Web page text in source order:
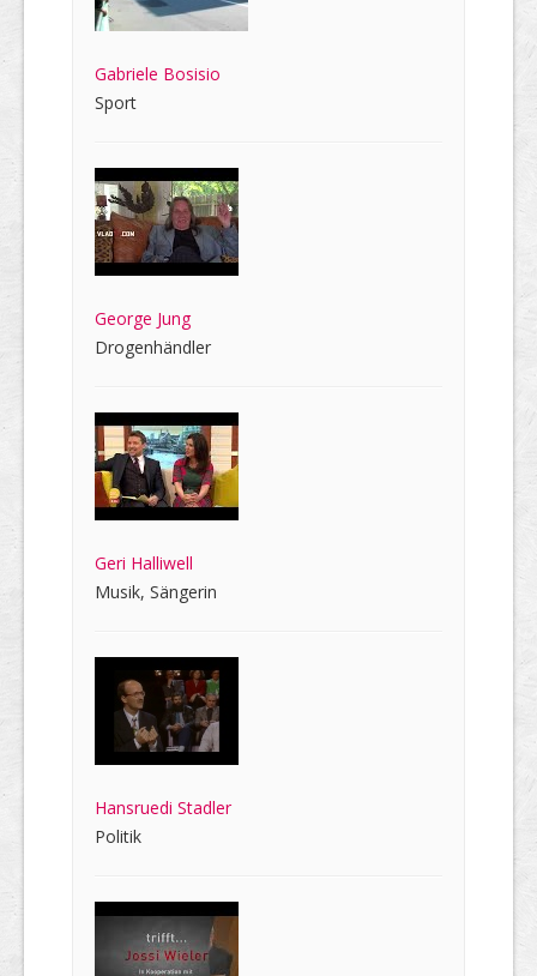
Gabriele Bosisio
Sport
George Jung
Drogenhändler
Geri Halliwell
Musik, Sängerin
Hansruedi Stadler
Politik